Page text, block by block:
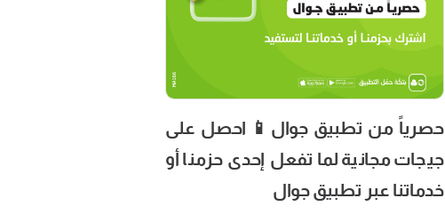
حصرياً من تطبيق جوال📱 احصل على
جيجات مجانية لما تفعل إحدى حزمنا أو
خدماتنا عبر تطبيق جوال